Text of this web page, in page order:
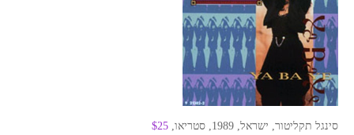
סינגל תקליטור, ישראל, 1989, סטריאו, $25